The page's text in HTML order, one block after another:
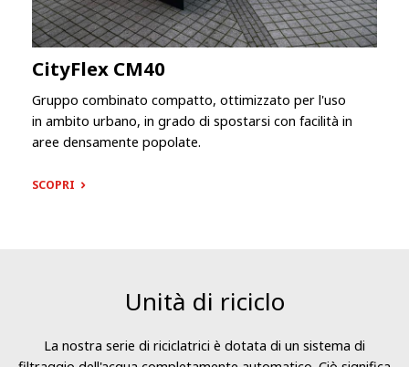
CityFlex CM40
Gruppo combinato compatto, ottimizzato per l'uso
in ambito urbano, in grado di spostarsi con facilità in
aree densamente popolate.
SCOPRI
Unità di riciclo
La nostra serie di riciclatrici è dotata di un sistema di